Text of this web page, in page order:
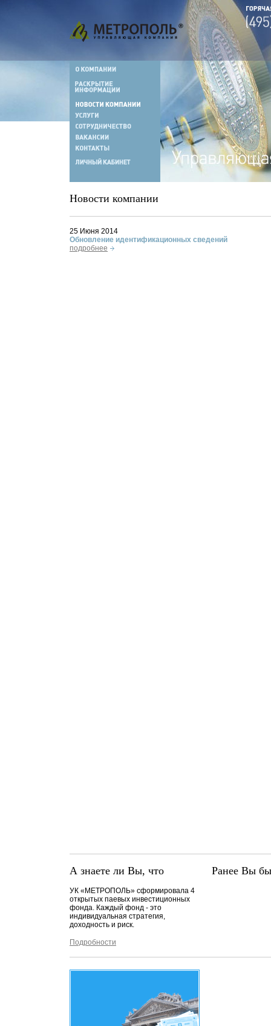
Новости компании
25 Июня 2014
Обновление идентификационных сведений
подробнее
А знаете ли Вы, что
УК «МЕТРОПОЛЬ» сформировала 4
открытых паевых инвестиционных
фонда. Каждый фонд - это
индивидуальная стратегия,
доходность и риск.
Подробности
Ранее Вы